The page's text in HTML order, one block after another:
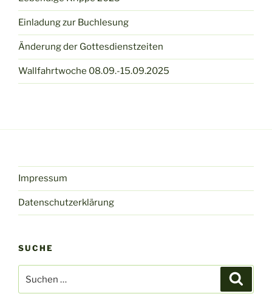
Einladung zur Buchlesung
Änderung der Gottesdienstzeiten
Wallfahrtwoche 08.09.-15.09.2025
Impressum
Datenschutzerklärung
SUCHE
nach: